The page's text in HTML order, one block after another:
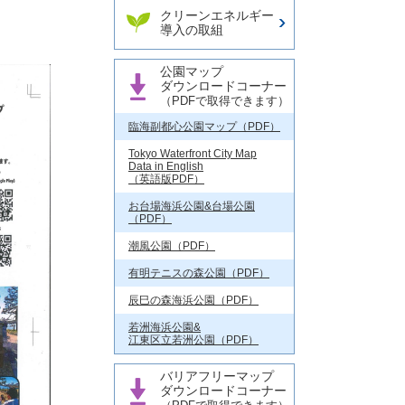
クリーンエネルギー
導入の取組
公園マップ
ダウンロードコーナー
（PDFで取得できます）
臨海副都心公園マップ（PDF）
Tokyo Waterfront City Map
Data in English
（英語版PDF）
お台場海浜公園&台場公園
（PDF）
潮風公園（PDF）
有明テニスの森公園（PDF）
辰巳の森海浜公園（PDF）
若洲海浜公園&
江東区立若洲公園（PDF）
バリアフリーマップ
ダウンロードコーナー